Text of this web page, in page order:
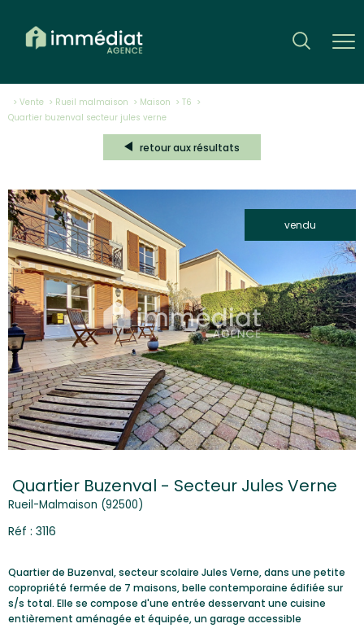
Vente Rueil malmaison Maison
T6
quartier buzenval secteur jules verne
retour aux résultats
vendu
Quartier Buzenval - Secteur Jules Verne
Rueil-Malmaison (92500)
Réf : 3116
Quartier de Buzenval, secteur scolaire Jules Verne, dans une petite
copropriété fermée de 7 maisons, belle contemporaine édifiée sur
s/s total. Elle se compose d'une entrée desservant une cuisine
entièrement aménagée et équipée, un garage accessible